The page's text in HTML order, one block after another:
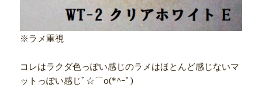
※ラメ重視
コレはラクダ色っぽい感じのラメはほとんど感じないマ
ットっぽい感じﾞ☆⌒o(*^ｰﾟ)